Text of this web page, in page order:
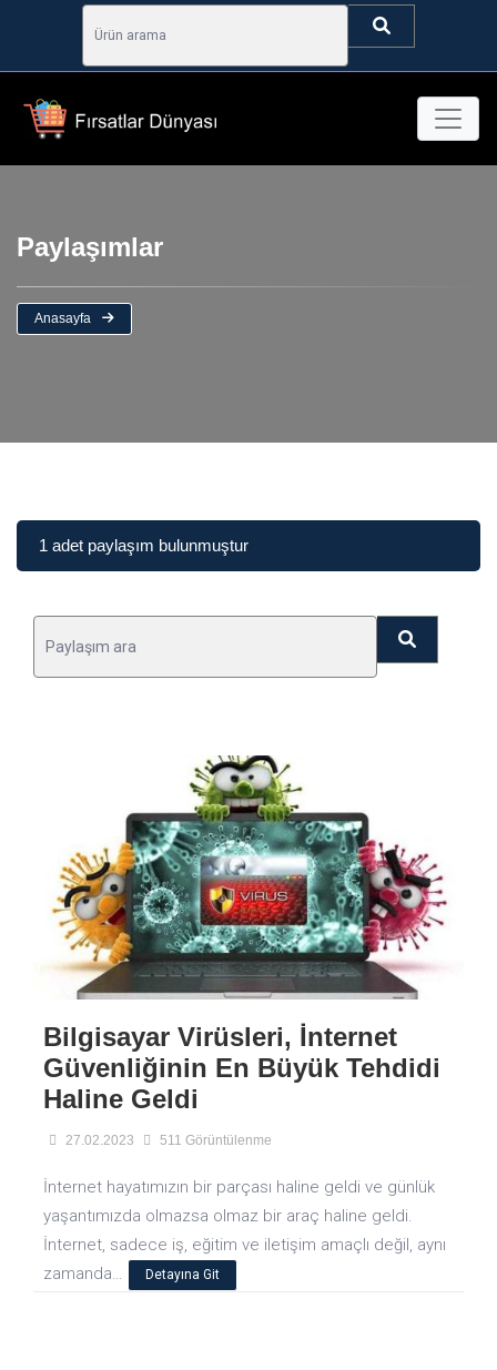
Paylaşımlar
Anasayfa
1 adet paylaşım bulunmuştur
Bilgisayar Virüsleri, İnternet
Güvenliğinin En Büyük Tehdidi
Haline Geldi
27.02.2023 511 Görüntülenme
İnternet hayatımızın bir parçası haline geldi ve günlük
yaşantımızda olmazsa olmaz bir araç haline geldi.
İnternet, sadece iş, eğitim ve iletişim amaçlı değil, aynı
zamanda…
Detayına Git